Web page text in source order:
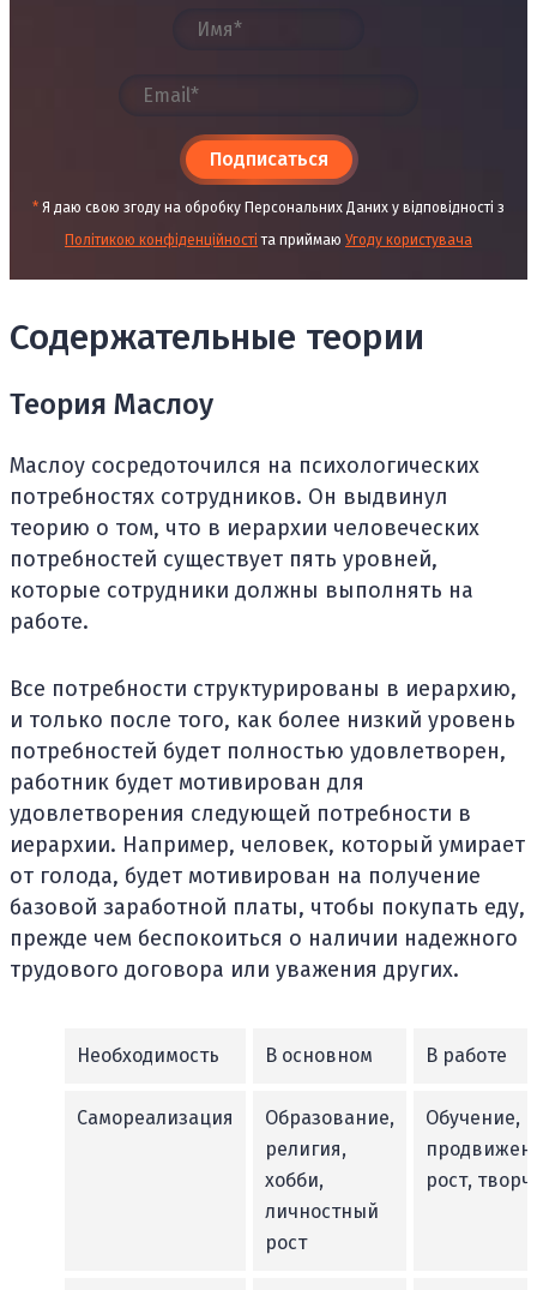
Подписаться
* Я даю свою згоду на обробку Персональних Даних у відповідності з
Політикою конфіденційності та приймаю Угоду користувача
Содержательные теории
Теория Маслоу
Маслоу сосредоточился на психологических
потребностях сотрудников. Он выдвинул
теорию о том, что в иерархии человеческих
потребностей существует пять уровней,
которые сотрудники должны выполнять на
работе.
Все потребности структурированы в иерархию,
и только после того, как более низкий уровень
потребностей будет полностью удовлетворен,
работник будет мотивирован для
удовлетворения следующей потребности в
иерархии. Например, человек, который умирает
от голода, будет мотивирован на получение
базовой заработной платы, чтобы покупать еду,
прежде чем беспокоиться о наличии надежного
трудового договора или уважения других.
Необходимость В основном В работе
Самореализация
Образование,
религия,
хобби,
личностный
рост
Обучение,
рост,